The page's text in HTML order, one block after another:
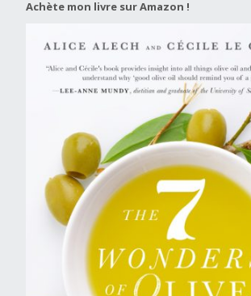
Achète mon livre sur Amazon !